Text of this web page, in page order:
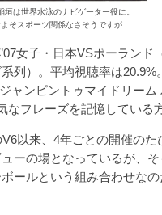
垣は世界水泳のナビゲーター役に。
よそスポーツ関係なさそうですが……
女子・日本VSポーランド
列）。平均視聴率は20.9%
ャンピントゥマイドリーム
なフレーズを記憶している
以来、4年ごとの開催のた
ーの場となっているが、
ールという組み合わせなの